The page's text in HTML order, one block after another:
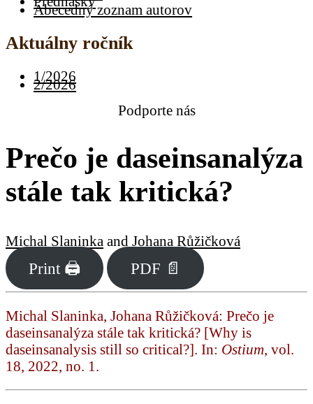
Abecedný zoznam autorov
Aktuálny ročník
1/2026
2/2026
Podporte nás
Prečo je daseinsanalýza
stále tak kritická?
Michal Slaninka and Johana Růžičková
Print 🖨 PDF 📄
Michal Slaninka, Johana Růžičková: Prečo je
daseinsanalýza stále tak kritická? [Why is
daseinsanalysis still so critical?]. In: Ostium, vol.
18, 2022, no. 1.